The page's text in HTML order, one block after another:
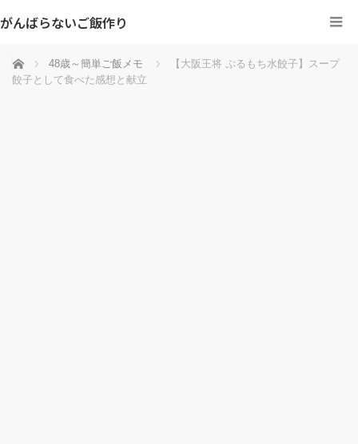
がんばらないご飯作り
ホーム 48歳～簡単ご飯メモ
【大阪王将 ぷるもち水餃子】スープ
餃子として食べた感想と献立